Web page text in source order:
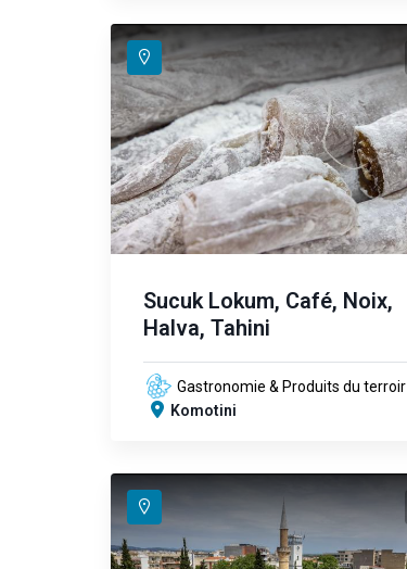
Sucuk Lokum, Café, Noix,
Halva, Tahini
Gastronomie & Produits du terroir
Komotini